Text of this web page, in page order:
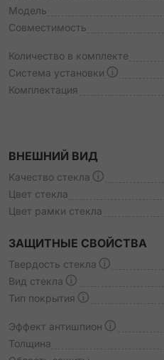
Модель
Совместимость
Количество в комплекте
Система установки
Комплектация
ВНЕШНИЙ ВИД
Качество стекла
Цвет стекла
Цвет рамки стекла
ЗАЩИТНЫЕ СВОЙСТВА
Твердость стекла
Вид стекла
Тип покрытия
Эффект антишпион
Толщина